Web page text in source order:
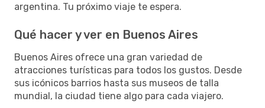
argentina. Tu próximo viaje te espera.
Qué hacer y ver en Buenos Aires
Buenos Aires ofrece una gran variedad de
atracciones turísticas para todos los gustos. Desde
sus icónicos barrios hasta sus museos de talla
mundial, la ciudad tiene algo para cada viajero.